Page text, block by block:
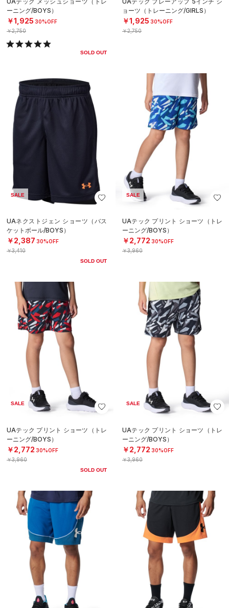
ーニング/BOYS）
￥1,925 30%OFF
￥2,750
SOLD OUT
ョーツ（トレーニング/GIRLS）
￥1,925 30%OFF
￥2,750
SALE
UAネクストジェン ショーツ（バス
ケットボール/BOYS）
￥2,387 30%OFF
￥3,410
SOLD OUT
SALE
UAテック プリント ショーツ（トレ
ーニング/BOYS）
￥2,772 30%OFF
￥3,960
SALE
UAテック プリント ショーツ（トレ
ーニング/BOYS）
￥2,772 30%OFF
￥3,960
SOLD OUT
SALE
UAテック プリント ショーツ（トレ
ーニング/BOYS）
￥2,772 30%OFF
￥3,960